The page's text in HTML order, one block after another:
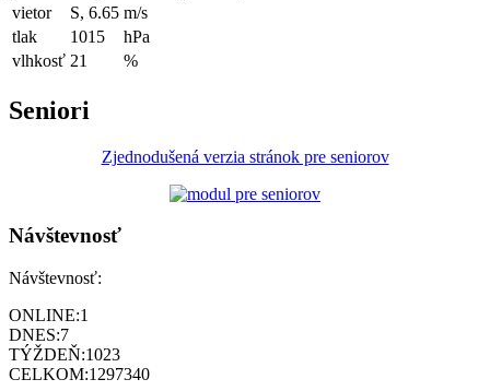
vietor
S, 6.65 m/s
tlak
1015
hPa
vlhkosť 21 %
Seniori
Zjednodušená verzia stránok pre seniorov
Návštevnosť
Návštevnosť:
ONLINE:1
DNES:7
TÝŽDEŇ:1023
CELKOM:1297340